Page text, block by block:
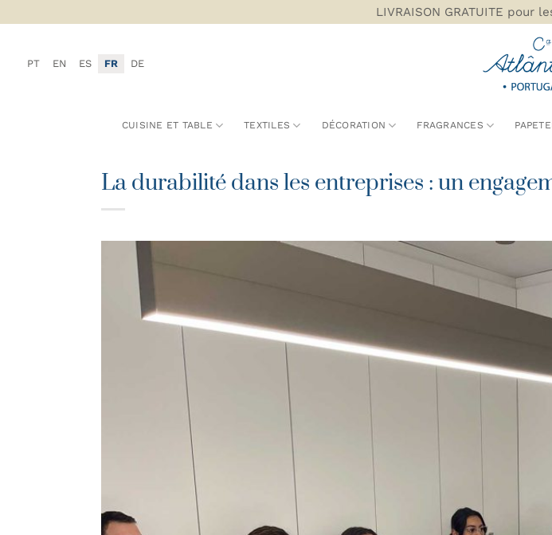
au
LIVRAISON GRATUITE pour
PT EN ES FR DE
CUISINE ET TABLE TEXTILES DÉCORATION FRAGRANCES
La durabilité dans les entreprises : un